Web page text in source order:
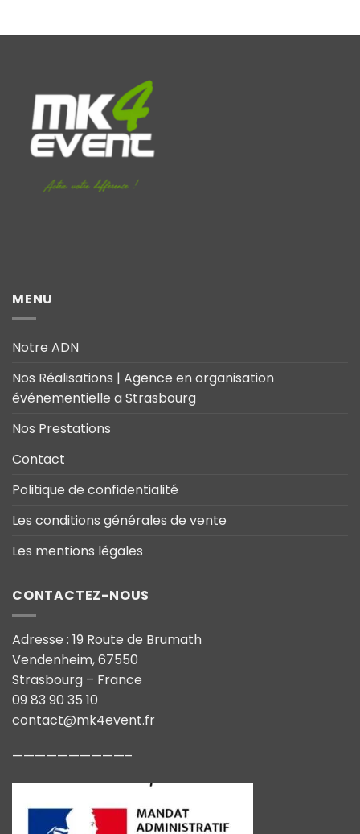
MENU
Notre ADN
Nos Réalisations | Agence en organisation
événementielle a Strasbourg
Nos Prestations
Contact
Politique de confidentialité
Les conditions générales de vente
Les mentions légales
CONTACTEZ-NOUS
Adresse : 19 Route de Brumath
Vendenheim, 67550
Strasbourg – France
09 83 90 35 10
contact@mk4event.fr
——————————–